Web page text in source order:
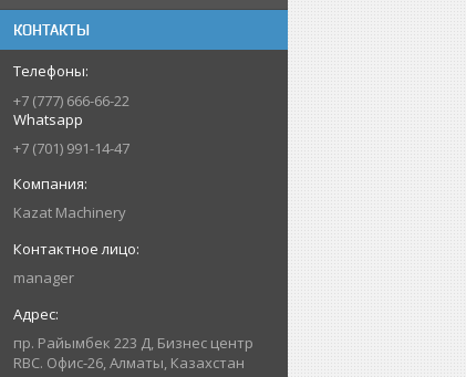
КОНТАКТЫ
+7 (777) 666-66-22
Whatsapp
+7 (701) 991-14-47
Kazat Machinery
manager
пр. Райымбек 223 Д, Бизнес центр
RBC. Офис-26, Алматы, Казахстан